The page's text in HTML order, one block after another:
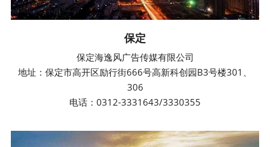
保定
保定海逸风广告传媒有限公司
地址：保定市高开区励行街666号高新科创园B3号楼301、
306
电话：0312-3331643/3330355